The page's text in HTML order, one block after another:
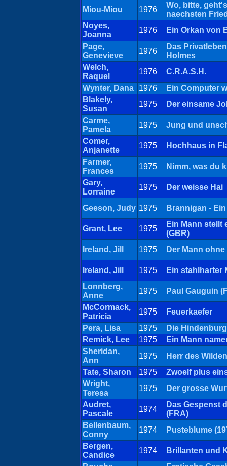
Miou-Miou
1976
Wo, bitte,
naechsten
Noyes,
Joanna
1976
Ein Orkan von
Page,
Genevieve
1976
Das
Holmes
Welch,
Raquel
1976
C.R.A.S.H.
Wynter, Dana
1976
Ein Computer
Blakely,
Susan
1975
Der einsame
Carme,
Pamela
1975
Jung und
Comer,
Anjanette
1975
Hochhaus in
Farmer,
Frances
1975
Nimm, was du
Gary,
Lorraine
1975 Der weisse Hai
Geeson, Judy 1975 Brannigan -
Grant, Lee 1975
Ein Mann stellt
(GBR)
Ireland, Jill
1975 Der Mann
Ireland, Jill 1975
Ein stahlharter
Lonnberg,
Anne
1975
Paul Gauguin
McCormack,
Patricia
1975
Feuerkaefer
Pera, Lisa
1975
Die Hindenburg
Remick, Lee
1975
Ein Mann
Sheridan,
Ann
1975
Herr des
Tate, Sharon
1975
Zwoelf plus
Wright,
Teresa
1975
Der grosse
Audret,
Pascale
1974
Das Gespenst
(FRA)
Bellenbaum,
Conny
1974
Pusteblume
Bergen,
Candice
1974
Brillanten und